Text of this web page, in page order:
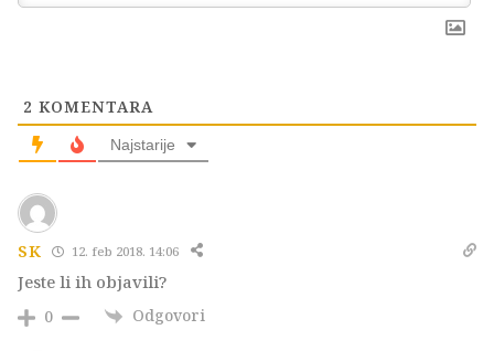
2 KOMENTARA
Najstarije
SK 12. feb 2018. 14:06
Jeste li ih objavili?
0 Odgovori